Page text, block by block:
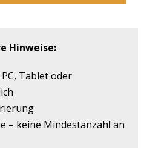
Hinweise:
Tablet oder
– keine Mindestanzahl an